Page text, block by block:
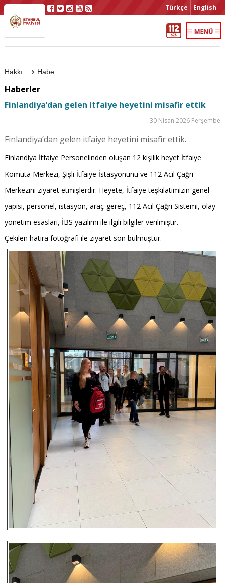
Türkçe English
Haberler
Haberler
Finlandiya’dan gelen itfaiye heyetini misafir ettik
30 Nisan 2026 Perşembe
Finlandiya’dan gelen itfaiye heyetini misafir ettik.
Finlandiya İtfaiye Personelinden oluşan 12 kişilik heyet İtfaiye
Komuta Merkezi, Şişli İtfaiye İstasyonunu ve 112 Acil Çağrı
Merkezini ziyaret etmişlerdir. Heyete, İtfaiye teşkilatımızın genel
yapısı, personel, istasyon, araç-gereç, 112 Acil Çağrı Sistemi, olay
yönetim esasları, İBS yazılımı ile ilgili bilgiler verilmiştir.
Çekilen hatıra fotoğrafı ile ziyaret son bulmuştur.